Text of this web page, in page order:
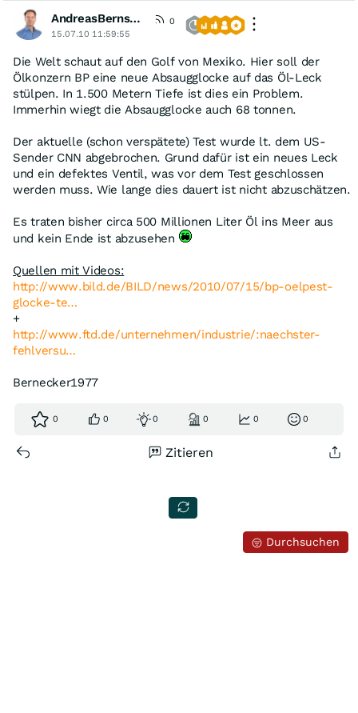
AndreasBernstein [VIP]
0
15.07.10 11:59:55
Die Welt schaut auf den Golf von Mexiko. Hier soll der
Ölkonzern BP eine neue Absaugglocke auf das Öl-Leck
stülpen. In 1.500 Metern Tiefe ist dies ein Problem.
Immerhin wiegt die Absaugglocke auch 68 tonnen.
Der aktuelle (schon verspätete) Test wurde lt. dem US-
Sender CNN abgebrochen. Grund dafür ist ein neues Leck
und ein defektes Ventil, was vor dem Test geschlossen
werden muss. Wie lange dies dauert ist nicht abzuschätzen.
Es traten bisher circa 500 Millionen Liter Öl ins Meer aus
und kein Ende ist abzusehen
Quellen mit Videos:
http://www.bild.de/BILD/news/2010/07/15/bp-oelpest-
glocke-te…
+
http://www.ftd.de/unternehmen/industrie/:naechster-
fehlversu…
Bernecker1977
0 0 0 0 0 0
Zitieren
Durchsuchen